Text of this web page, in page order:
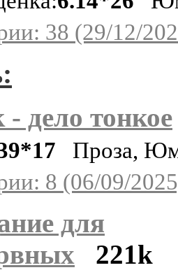
38 (29/12/
- дело тонкое
Проза,
8 (06/09/
для
221k